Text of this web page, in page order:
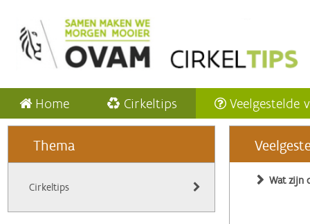
Home Cirkeltips Veelgestelde
Thema
Cirkeltips
Wat zijn